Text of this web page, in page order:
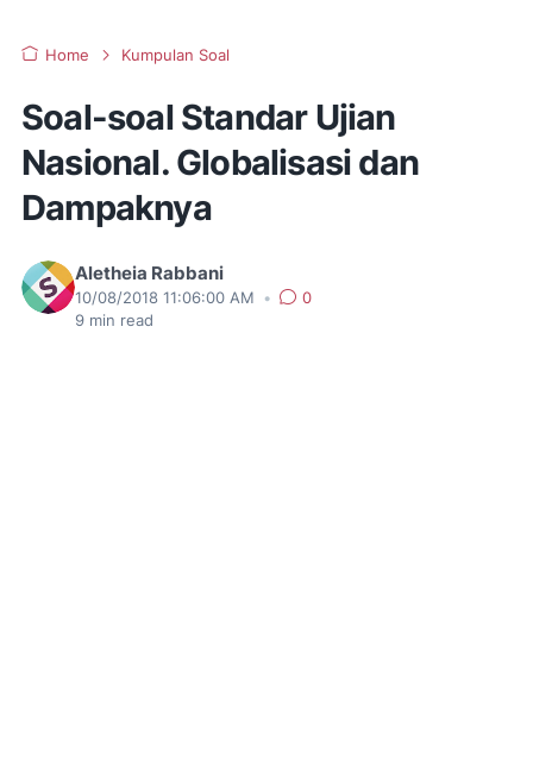
Home Kumpulan Soal
Soal-soal Standar Ujian
Nasional. Globalisasi dan
Dampaknya
Aletheia Rabbani
10/08/2018 11:06:00 AM •
0
9 min read